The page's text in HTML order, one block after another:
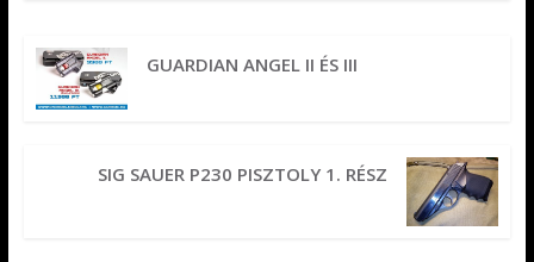
GUARDIAN ANGEL II ÉS III
SIG SAUER P230 PISZTOLY 1. RÉSZ